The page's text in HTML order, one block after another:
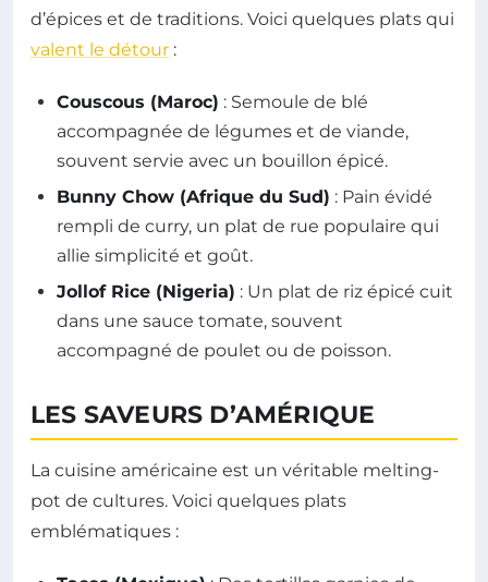
d’épices et de traditions. Voici quelques plats qui
valent le détour :
Couscous (Maroc) : Semoule de blé
accompagnée de légumes et de viande,
souvent servie avec un bouillon épicé.
Bunny Chow (Afrique du Sud) : Pain évidé
rempli de curry, un plat de rue populaire qui
allie simplicité et goût.
Jollof Rice (Nigeria) : Un plat de riz épicé cuit
dans une sauce tomate, souvent
accompagné de poulet ou de poisson.
LES SAVEURS D’AMÉRIQUE
La cuisine américaine est un véritable melting-
pot de cultures. Voici quelques plats
emblématiques :